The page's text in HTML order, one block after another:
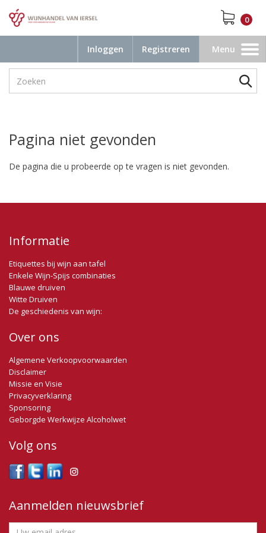
0
Inloggen Registreren
Toggle
navigation
Menu
Pagina niet gevonden
De pagina die u probeerde op te vragen is niet gevonden.
Informatie
Etiquettes bij wijn aan tafel
Enkele Wijn-Spijs combinaties
Blauwe druiven
Witte Druiven
De geschiedenis van wijn:
Over ons
Algemene Verkoopvoorwaarden
Disclaimer
Missie en Visie
Privacyverklaring
Sponsoring
Geborgde Werkwijze Alcoholwet
Volg ons
Aanmelden nieuwsbrief